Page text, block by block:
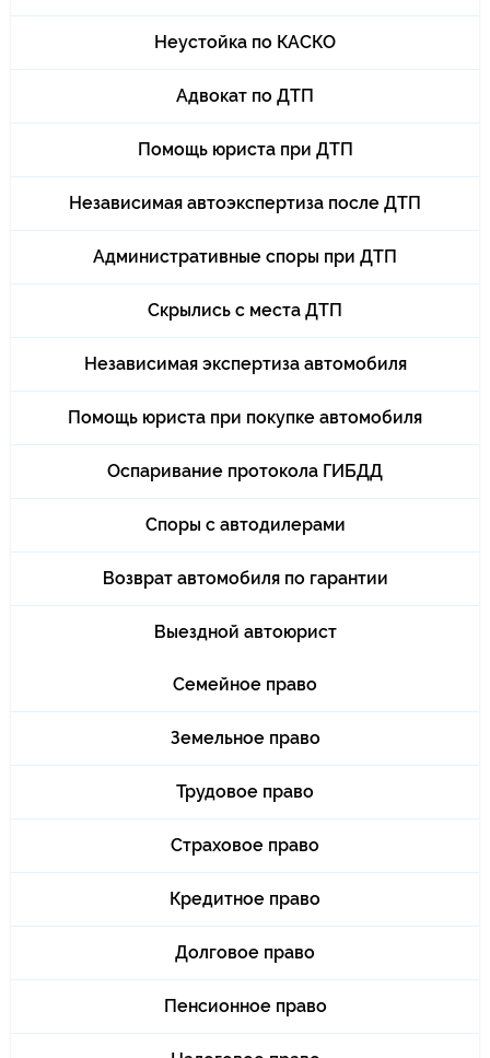
Неустойка по КАСКО
Адвокат по ДТП
Помощь юриста при ДТП
Независимая автоэкспертиза после ДТП
Административные споры при ДТП
Скрылись с места ДТП
Независимая экспертиза автомобиля
Помощь юриста при покупке автомобиля
Оспаривание протокола ГИБДД
Споры с автодилерами
Возврат автомобиля по гарантии
Выездной автоюрист
Семейное право
Земельное право
Трудовое право
Страховое право
Кредитное право
Долговое право
Пенсионное право